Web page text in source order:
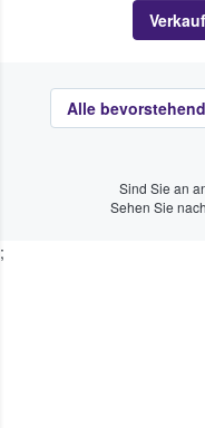
Alle
Sind Sie an
Sehen Sie
;